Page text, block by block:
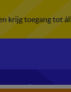
krijg toegang tot